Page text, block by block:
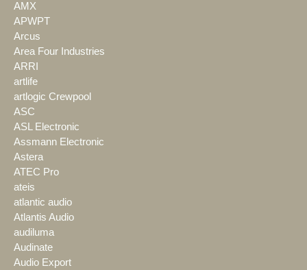
AMX
APWPT
Arcus
Area Four Industries
ARRI
artlife
artlogic Crewpool
ASC
ASL Electronic
Assmann Electronic
Astera
ATEC Pro
ateis
atlantic audio
Atlantis Audio
audiluma
Audinate
Audio Export